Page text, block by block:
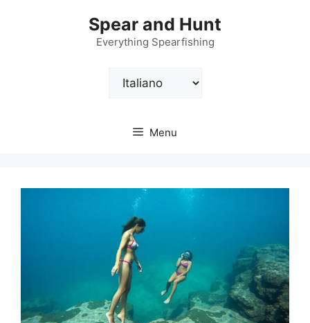
Spear and Hunt
Everything Spearfishing
Scegli
Menu